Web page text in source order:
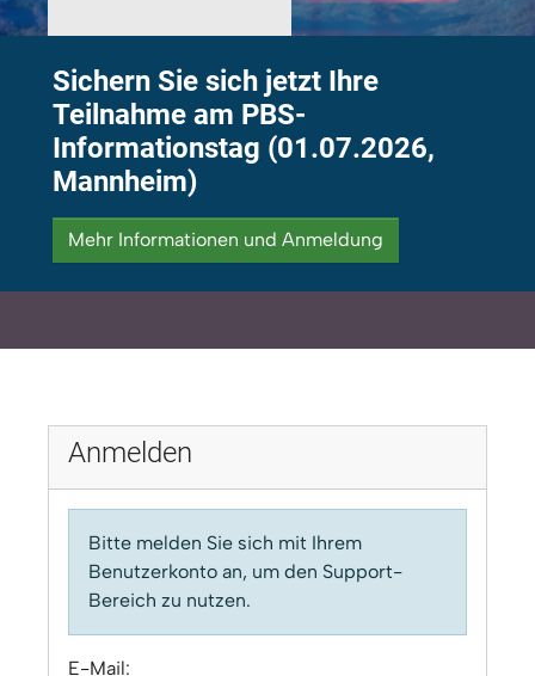
Sichern Sie sich jetzt Ihre
Teilnahme am PBS-
Informationstag (01.07.2026,
Mannheim)
Mehr Informationen und Anmeldung
Anmelden
Bitte melden Sie sich mit Ihrem
Benutzerkonto an, um den Support-
Bereich zu nutzen.
E-Mail: